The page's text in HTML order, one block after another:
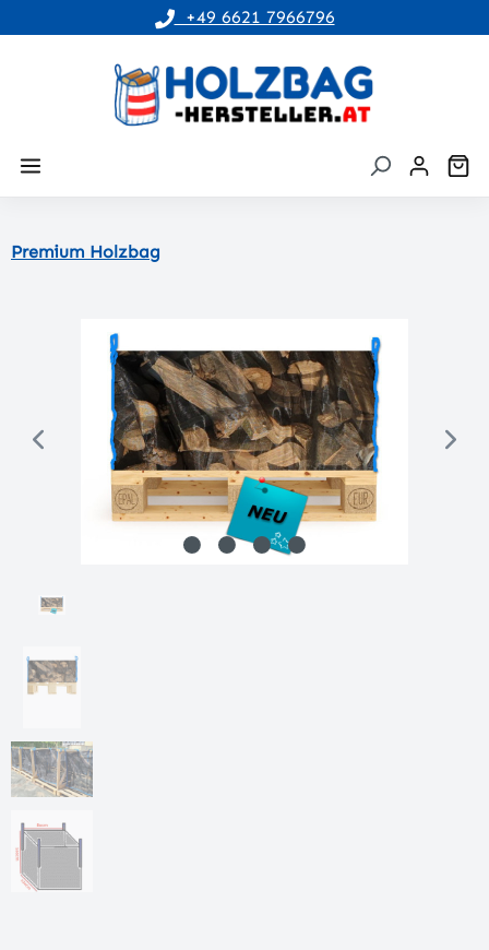
+49 6621 7966796
Premium Holzbag
Bildergalerie überspringen